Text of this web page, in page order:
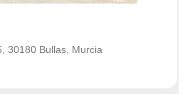
30180 Bullas, Murcia